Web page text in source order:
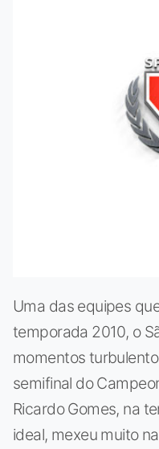
Uma das equipes
temporada 2010, o
momentos
semifinal do
Ricardo Gomes, na
ideal, mexeu muito